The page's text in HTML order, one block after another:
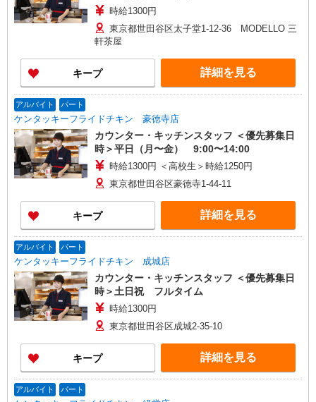
時給1300円
東京都世田谷区太子堂1-12-36 MODELLO 三
軒茶屋
キープ 詳細を見る
アルバイト パート
ケンタッキーフライドチキン 豪徳寺店
カウンター・キッチンスタッフ ＜優先募集日
時＞平日（月〜金） 9:00〜14:00
時給1300円 ＜高校生＞時給1250円
東京都世田谷区豪徳寺1-44-11
キープ 詳細を見る
アルバイト パート
ケンタッキーフライドチキン 成城店
カウンター・キッチンスタッフ ＜優先募集日
時＞土日祝 フルタイム
時給1300円
東京都世田谷区成城2-35-10
キープ 詳細を見る
アルバイト パート